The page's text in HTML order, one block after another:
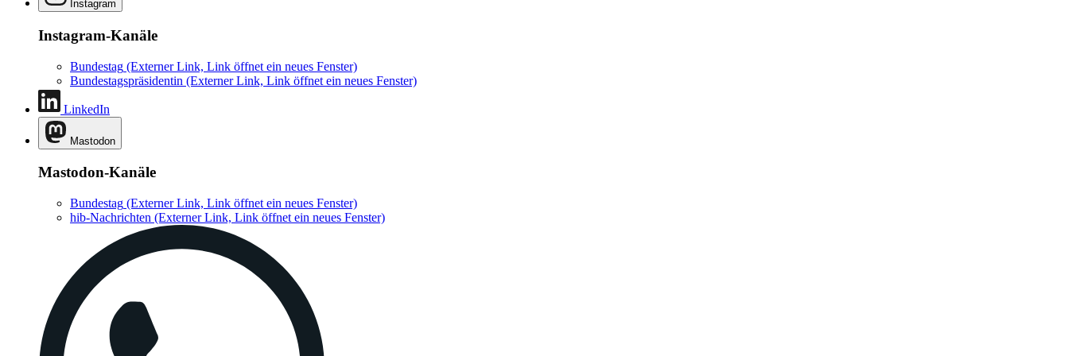
Instagram
Instagram-Kanäle
Bundestag (Externer Link, Link öffnet ein neues Fenster)
Bundestagspräsidentin (Externer Link, Link öffnet ein neues Fenster)
LinkedIn
Mastodon
Mastodon-Kanäle
Bundestag (Externer Link, Link öffnet ein neues Fenster)
hib-Nachrichten (Externer Link, Link öffnet ein neues Fenster)